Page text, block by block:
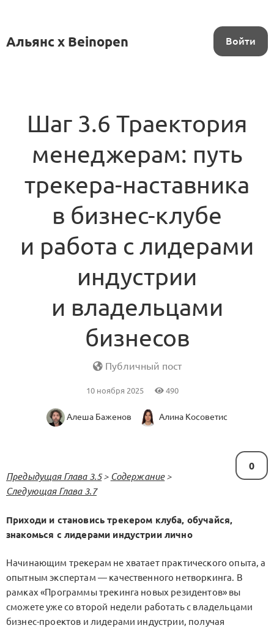
Альянс x Beinopen Войти
Шаг 3.6 Траектория
менеджерам: путь
трекера-наставника
в бизнес-клубе
и работа с лидерами
индустрии
и владельцами
бизнесов
Публичный пост
10 ноября 2025 490
Алеша Баженов Алина Косоветис
0
Предыдущая Глава 3.5> Содержание>
Следующая Глава 3.7
Приходи и становись трекером клуба, обучайся,
знакомься с лидерами индустрии лично
Начинающим трекерам не хватает практического опыта, а
опытным экспертам — качественного нетворкинга. В
рамках «Программы трекинга новых резидентов» вы
сможете уже со второй недели работать с владельцами
бизнес-проектов и лидерами индустрии, получая